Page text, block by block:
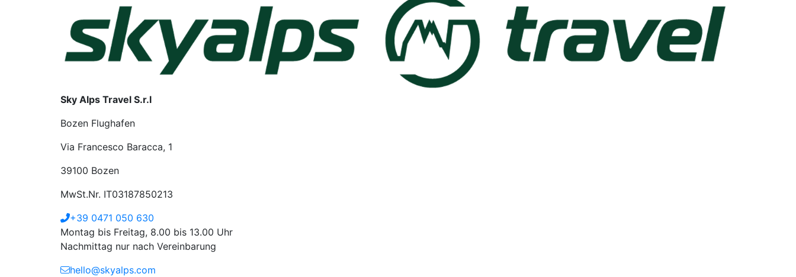
Sky Alps Travel S.r.l
Bozen Flughafen
Via Francesco Baracca, 1
39100 Bozen
MwSt.Nr. IT03187850213
+39 0471 050 630
Montag bis Freitag, 8.00 bis 13.00 Uhr
Nachmittag nur nach Vereinbarung
hello@skyalps.com